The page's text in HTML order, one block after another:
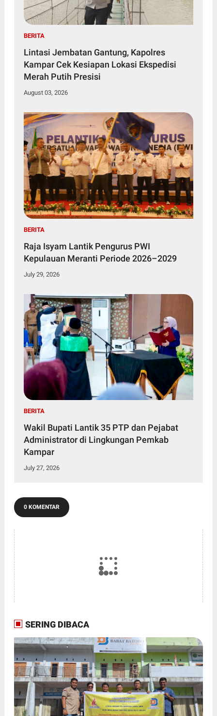
BERITA
Lintasi Jembatan Gantung, Kapolres
Kampar Cek Kesiapan Lokasi Ekspedisi
Merah Putih Presisi
August 03, 2026
BERITA
Raja Isyam Lantik Pengurus PWI
Kepulauan Meranti Periode 2026–2029
July 29, 2026
BERITA
Wakil Bupati Lantik 35 PTP dan Pejabat
Administrator di Lingkungan Pemkab
Kampar
July 27, 2026
0 KOMENTAR
SERING DIBACA